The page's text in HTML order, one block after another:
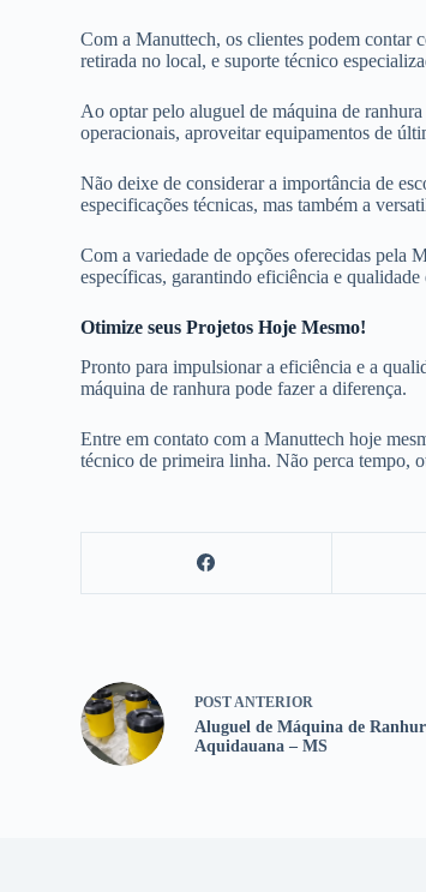
Com a Manuttech, os clientes podem contar
retirada no local, e suporte técnico
Ao optar pelo aluguel de máquina de
operacionais, aproveitar equipamentos de
Não deixe de considerar a importância de
especificações técnicas, mas também a
Com a variedade de opções oferecidas pela
específicas, garantindo eficiência e
Otimize seus Projetos Hoje Mesmo!
Pronto para impulsionar a eficiência e a
máquina de ranhura pode fazer a diferença.
Entre em contato com a Manuttech hoje
técnico de primeira linha. Não perca tempo,
POSTANTERIOR
Aluguel de Máquina de
Aquidauana – MS